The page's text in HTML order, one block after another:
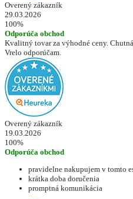
Overený zákazník
29.03.2026
100%
Odporúča obchod
Kvalitný tovar za výhodné ceny.
Vrelo odporúčam.
Overený zákazník
19.03.2026
100%
Odporúča obchod
pravidelne nakupujem v tomto
krátka doba doručenia
promptná komunikácia